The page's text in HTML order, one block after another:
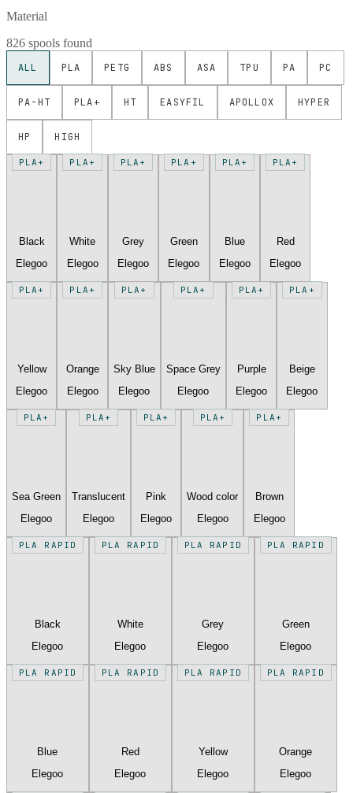
Material
826 spools found
ALL PLA PETG ABS ASA TPU PA PC
PA-HT PLA+ HT EASYFIL APOLLOX HYPER
HP HIGH
PLA+
Black
Elegoo
PLA+
White
Elegoo
PLA+
Grey
Elegoo
PLA+
Green
Elegoo
PLA+
Blue
Elegoo
PLA+
Red
Elegoo
PLA+
Yellow
Elegoo
PLA+
Orange
Elegoo
PLA+
Sky Blue
Elegoo
PLA+
Space Grey
Elegoo
PLA+
Purple
Elegoo
PLA+
Beige
Elegoo
PLA+
Sea Green
Elegoo
PLA+
Translucent
Elegoo
PLA+
Pink
Elegoo
PLA+
Wood color
Elegoo
PLA+
Brown
Elegoo
PLA RAPID
Black
Elegoo
PLA RAPID
White
Elegoo
PLA RAPID
Grey
Elegoo
PLA RAPID
Green
Elegoo
PLA RAPID
Blue
Elegoo
PLA RAPID
Red
Elegoo
PLA RAPID
Yellow
Elegoo
PLA RAPID
Orange
Elegoo